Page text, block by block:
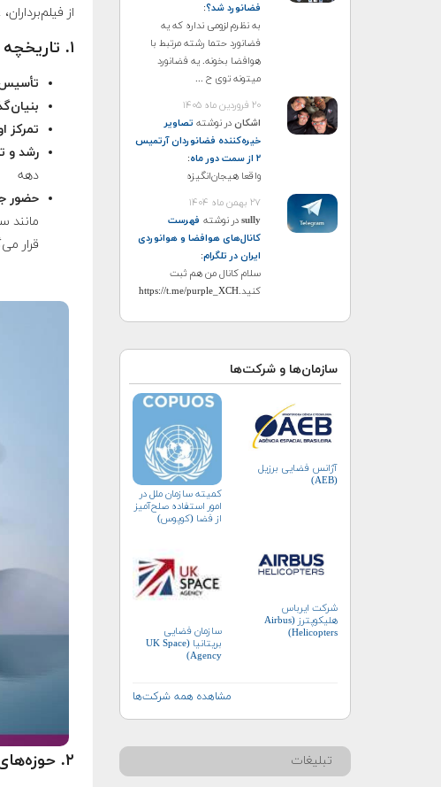
فضانورد شد؟:
به نظرم لزومی نداره که یه
فضانورد حتما رشته مرتبط با
هوافضا بخونه. یه فضانورد
میتونه توی ح ...
۲۰ فروردین ماه ۱۴۰۵
اشکاندر نوشته تصاویر
خیره‌کننده فضانوردان آرتمیس
۲ از سمت دور ماه
:
واقعا هیجان‌انگیزه
۲۷ بهمن ماه ۱۴۰۴
sullyدر نوشته فهرست
کانال‌های هوافضا و هوانوردی
ایران در تلگرام:
سلام کانال من هم ثبت
کنید.https://t.me/purple_XCH
سازمان‌ها و شرکت‌ها
آژانس فضایی برزیل
(AEB)
کمیته سازمان ملل در
امور استفاده صلح‌آمیز
از فضا (کوپوس)
شرکت ایرباس
هلیکوپترز (Airbus
Helicopters)
سازمان فضایی
بریتانیا (UK Space
Agency)
مشاهده همه شرکت‌ها
تبلیغات
از
۱. تاریخچه شرکت DJI
تمرکز
رشد و
دهه
حضور
مانند
قرار
۲. حوزه‌های فعالیت و محصولات DJI